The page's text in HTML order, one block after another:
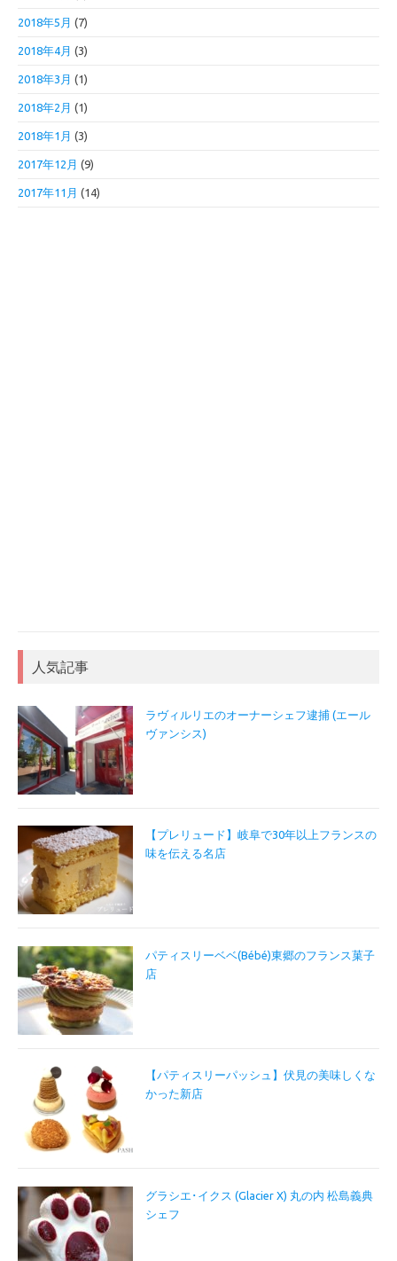
2018年5月 (7)
2018年4月 (3)
2018年3月 (1)
2018年2月 (1)
2018年1月 (3)
2017年12月 (9)
2017年11月 (14)
人気記事
ラヴィルリエのオーナーシェフ逮捕 (エール
ヴァンシス)
【プレリュード】岐阜で30年以上フランスの
味を伝える名店
パティスリーベベ(Bébé)東郷のフランス菓子
店
【パティスリーパッシュ】伏見の美味しくな
かった新店
グラシエ･イクス (Glacier X) 丸の内 松島義典
シェフ